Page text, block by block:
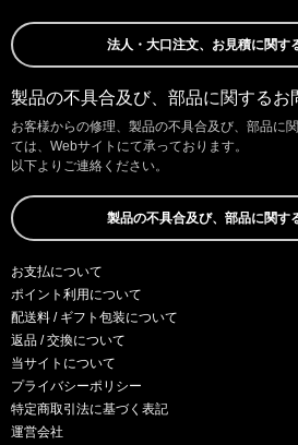
法人・大口注文、お見積に関す
製品の不具合及び、部品に関するお
お客様からの修理、製品の不具合及び、部品に
ては、Webサイトにて承っております。
以下よりご連絡ください。
製品の不具合及び、部品に関す
お支払について
ポイント利用について
配送料 / ギフト包装について
返品 / 交換について
当サイトについて
プライバシーポリシー
特定商取引法に基づく表記
運営会社